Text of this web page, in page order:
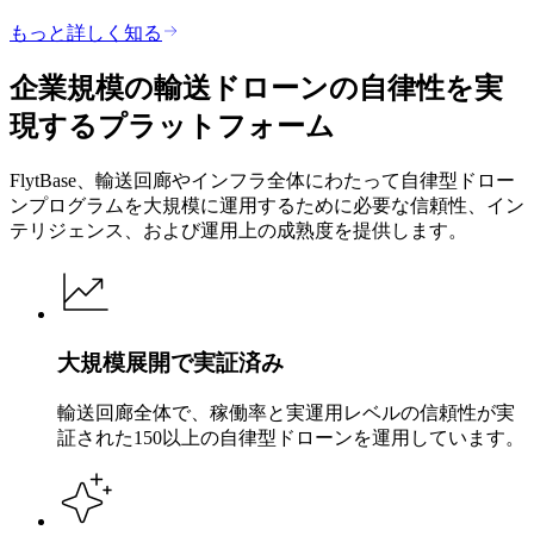
もっと詳しく知る
企業規模の輸送ドローンの自律性を実
現するプラットフォーム
FlytBase、輸送回廊やインフラ全体にわたって自律型ドロー
ンプログラムを大規模に運用するために必要な信頼性、イン
テリジェンス、および運用上の成熟度を提供します。
大規模展開で実証済み
輸送回廊全体で、稼働率と実運用レベルの信頼性が実
証された150以上の自律型ドローンを運用しています。